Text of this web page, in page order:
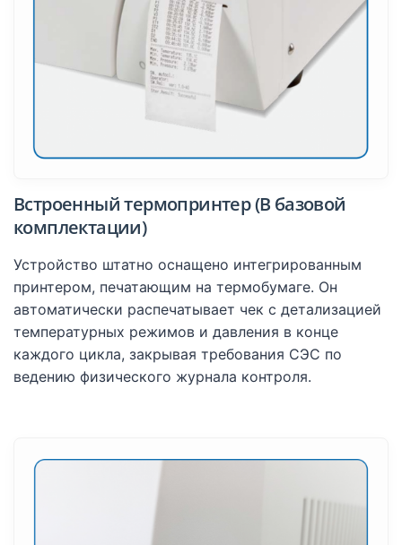
Встроенный термопринтер (В базовой
комплектации)
Устройство штатно оснащено интегрированным
принтером, печатающим на термобумаге. Он
автоматически распечатывает чек с детализацией
температурных режимов и давления в конце
каждого цикла, закрывая требования СЭС по
ведению физического журнала контроля.